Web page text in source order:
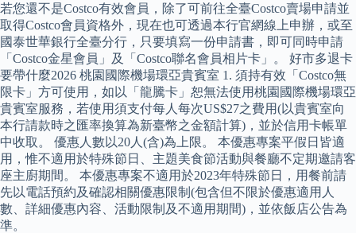
若您還不是Costco有效會員，除了可前往全臺Costco賣場申請並
取得Costco會員資格外，現在也可透過本行官網線上申辦，或至
國泰世華銀行全臺分行，只要填寫一份申請書，即可同時申請
「Costco金星會員」及「Costco聯名會員相片卡」。 好市多退卡
要帶什麼2026 桃園國際機場環亞貴賓室 1. 須持有效「Costco無
限卡」方可使用，如以「龍騰卡」恕無法使用桃園國際機場環亞
貴賓室服務，若使用須支付每人每次US$27之費用(以貴賓室向
本行請款時之匯率換算為新臺幣之金額計算)，並於信用卡帳單
中收取。 優惠人數以20人(含)為上限。 本優惠專案平假日皆適
用，惟不適用於特殊節日、主題美食節活動與餐廳不定期邀請客
座主廚期間。 本優惠專案不適用於2023年特殊節日，用餐前請
先以電話預約及確認相關優惠限制(包含但不限於優惠適用人
數、詳細優惠內容、活動限制及不適用期間)，並依飯店公告為
準。